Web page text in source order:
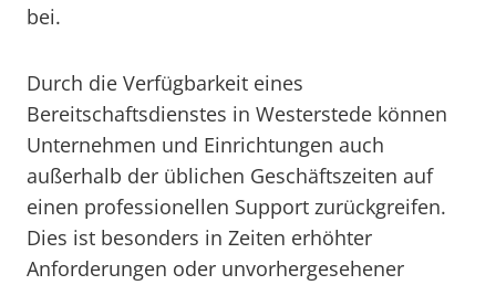
bei.
Durch die Verfügbarkeit eines
Bereitschaftsdienstes in Westerstede können
Unternehmen und Einrichtungen auch
außerhalb der üblichen Geschäftszeiten auf
einen professionellen Support zurückgreifen.
Dies ist besonders in Zeiten erhöhter
Anforderungen oder unvorhergesehener